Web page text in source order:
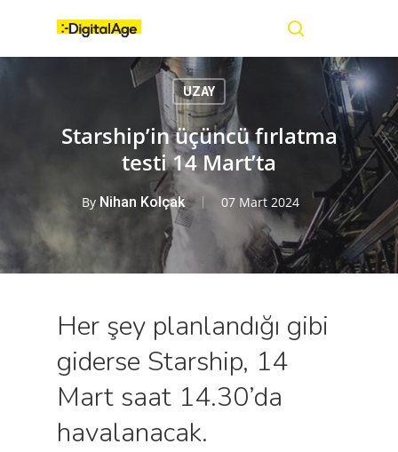
content
UZAY
Starship’in üçüncü fırlatma
testi 14 Mart’ta
By Nihan Kolçak 07 Mart 2024
Her şey planlandığı gibi
giderse Starship, 14
Mart saat 14.30’da
havalanacak.